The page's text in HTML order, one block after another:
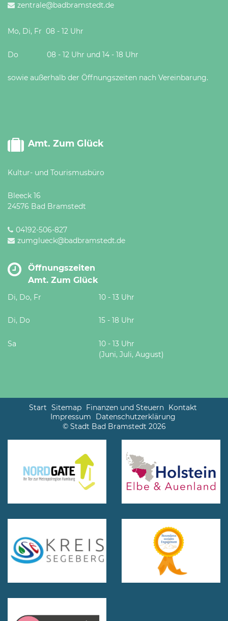
zentrale@badbramstedt.de
Mo, Di, Fr 08 - 12 Uhr
Do 08 - 12 Uhr und 14 - 18 Uhr
sowie außerhalb der Öffnungszeiten nach Vereinbarung.
Amt. Zum Glück
Kultur- und Tourismusbüro
Bleeck 16
24576 Bad Bramstedt
04192-506-827
zumglueck@badbramstedt.de
Öffnungszeiten
Amt. Zum Glück
Di, Do, Fr 10 - 13 Uhr
Di, Do 15 - 18 Uhr
Sa
10 - 13 Uhr
(Juni, Juli, August)
Start Sitemap Finanzen und Steuern
Kontakt
Impressum
Datenschutzerklärung
© Stadt Bad Bramstedt 2026